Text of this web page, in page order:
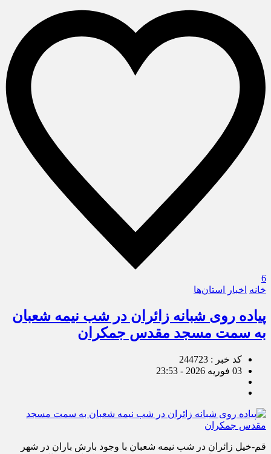
6
خانه اخبار استان‌ها
پیاده روی شبانه زائران در شب نیمه شعبان
به سمت مسجد مقدس جمکران
کد خبر : 244723
03 فوریه 2026 - 23:53
قم-خیل زائران در شب نیمه شعبان با وجود بارش باران در شهر